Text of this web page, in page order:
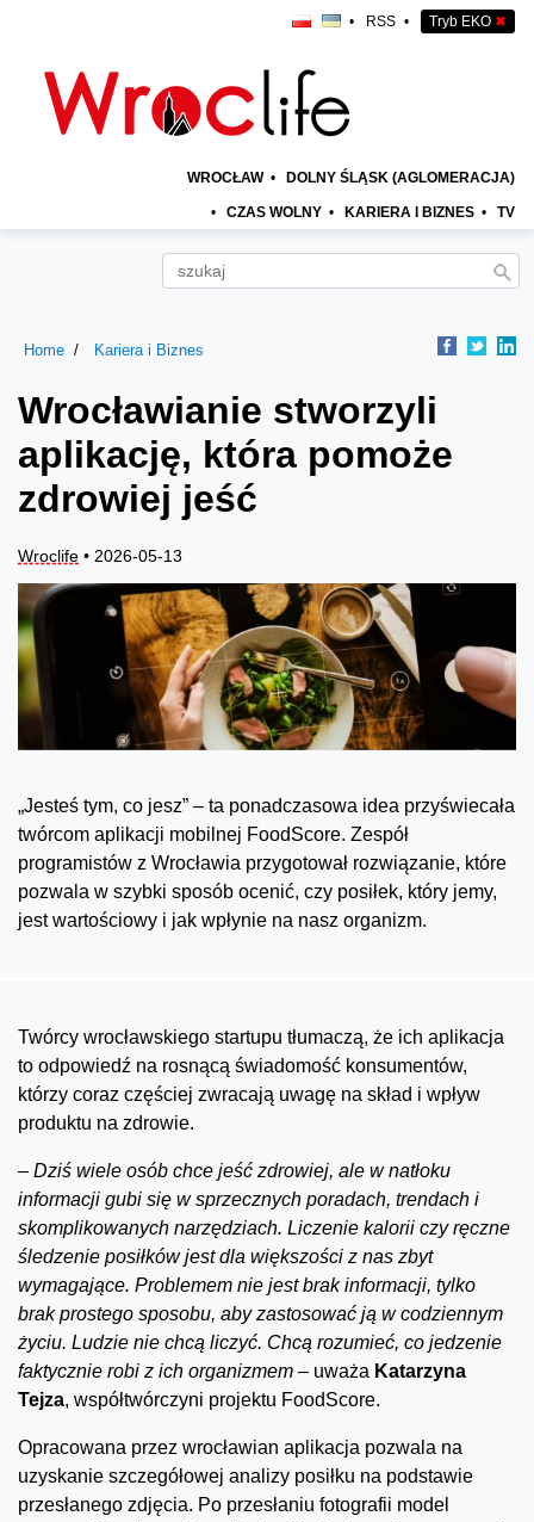
• RSS • Tryb EKO ✖
WROCŁAW • DOLNY ŚLĄSK (AGLOMERACJA)
• CZAS WOLNY • KARIERA I BIZNES • TV
Home Kariera i Biznes
Wrocławianie stworzyli
aplikację, która pomoże
zdrowiej jeść
Wroclife • 2026-05-13
„Jesteś tym, co jesz” – ta ponadczasowa idea przyświecała
twórcom aplikacji mobilnej FoodScore. Zespół
programistów z Wrocławia przygotował rozwiązanie, które
pozwala w szybki sposób ocenić, czy posiłek, który jemy,
jest wartościowy i jak wpłynie na nasz organizm.
Twórcy wrocławskiego startupu tłumaczą, że ich aplikacja
to odpowiedź na rosnącą świadomość konsumentów,
którzy coraz częściej zwracają uwagę na skład i wpływ
produktu na zdrowie.
– Dziś wiele osób chce jeść zdrowiej, ale w natłoku
informacji gubi się w sprzecznych poradach, trendach i
skomplikowanych narzędziach. Liczenie kalorii czy ręczne
śledzenie posiłków jest dla większości z nas zbyt
wymagające. Problemem nie jest brak informacji, tylko
brak prostego sposobu, aby zastosować ją w codziennym
życiu. Ludzie nie chcą liczyć. Chcą rozumieć, co jedzenie
faktycznie robi z ich organizmem – uważa Katarzyna
Tejza, współtwórczyni projektu FoodScore.
Opracowana przez wrocławian aplikacja pozwala na
uzyskanie szczegółowej analizy posiłku na podstawie
przesłanego zdjęcia. Po przesłaniu fotografii model